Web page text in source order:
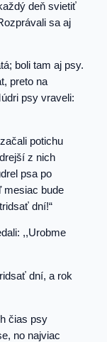
deň svietiť
sa aj
boli tam aj psy.
preto na
psy vraveli:
potichu
z nich
psa po
mesiac bude
dní!“
,,Urobme
dní, a rok
čias psy
no najviac